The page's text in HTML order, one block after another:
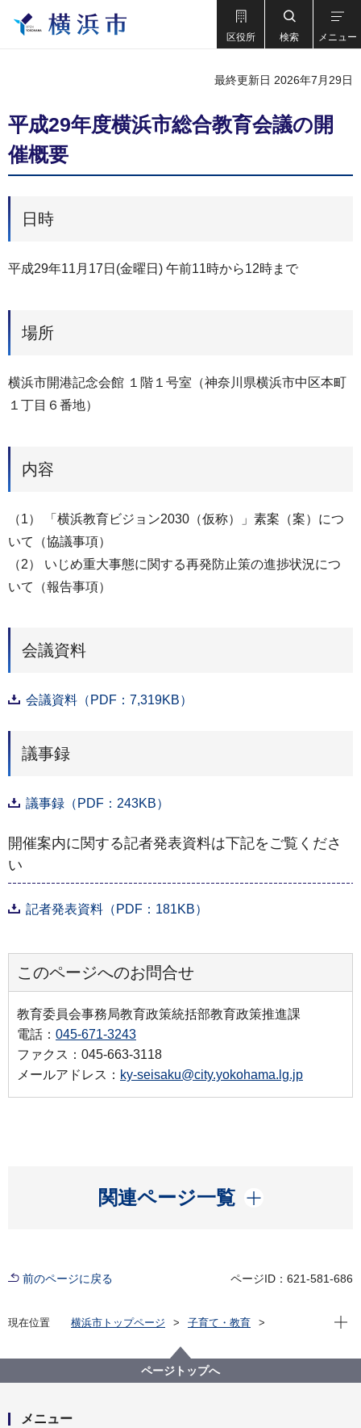
区役所 検索 メニュー
最終更新日 2026年7月29日
平成29年度横浜市総合教育会議の開
催概要
日時
平成29年11月17日(金曜日) 午前11時から12時まで
場所
横浜市開港記念会館 １階１号室（神奈川県横浜市中区本町
１丁目６番地）
内容
（1） 「横浜教育ビジョン2030（仮称）」素案（案）につ
いて（協議事項）
（2） いじめ重大事態に関する再発防止策の進捗状況につ
いて（報告事項）
会議資料
会議資料（PDF：7,319KB）
議事録
議事録（PDF：243KB）
開催案内に関する記者発表資料は下記をご覧くださ
い
記者発表資料（PDF：181KB）
このページへのお問合せ
教育委員会事務局教育政策統括部教育政策推進課
電話： 045-671-3243
ファクス：045-663-3118
メールアドレス： ky-seisaku@city.yokohama.lg.jp
関連ページ一覧
開く
前のページに戻る ページID：621-581-686
現在位置 横浜市トップページ
子育て・教育
総合教育会議と大綱
平成29年度横浜市総合教育会議の開催概要
現在
ページトップへ
メニュー